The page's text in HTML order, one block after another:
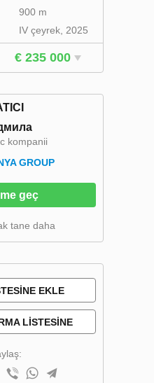
900 m
IV çeyrek, 2025
€ 235 000
kompanii
GROUP
geç
tane daha
EKLE
LISTESINE